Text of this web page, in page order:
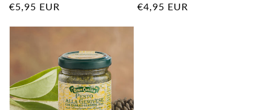
Normaler
€5,95 EUR
Normaler
€4,95 EUR